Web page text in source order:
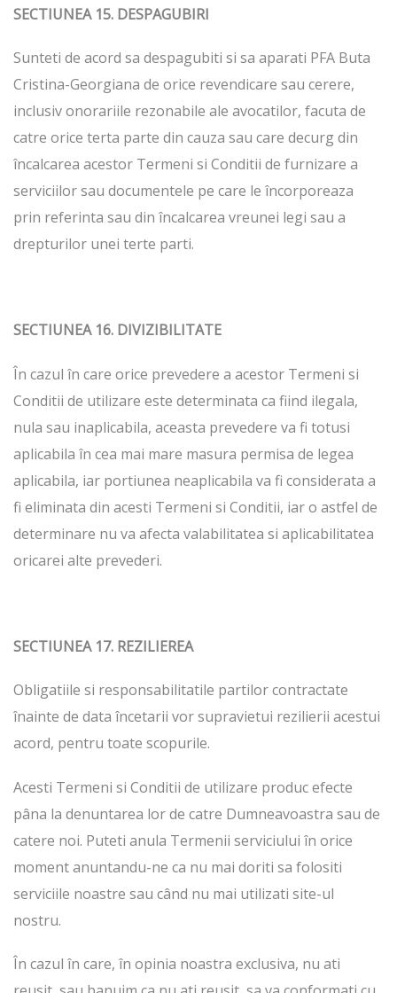
SECTIUNEA 15. DESPAGUBIRI
Sunteti de acord sa despagubiti si sa aparati PFA Buta
Cristina-Georgiana de orice revendicare sau cerere,
inclusiv onorariile rezonabile ale avocatilor, facuta de
catre orice terta parte din cauza sau care decurg din
încalcarea acestor Termeni si Conditii de furnizare a
serviciilor sau documentele pe care le încorporeaza
prin referinta sau din încalcarea vreunei legi sau a
drepturilor unei terte parti.
SECTIUNEA 16. DIVIZIBILITATE
În cazul în care orice prevedere a acestor Termeni si
Conditii de utilizare este determinata ca fiind ilegala,
nula sau inaplicabila, aceasta prevedere va fi totusi
aplicabila în cea mai mare masura permisa de legea
aplicabila, iar portiunea neaplicabila va fi considerata a
fi eliminata din acesti Termeni si Conditii, iar o astfel de
determinare nu va afecta valabilitatea si aplicabilitatea
oricarei alte prevederi.
SECTIUNEA 17. REZILIEREA
Obligatiile si responsabilitatile partilor contractate
înainte de data încetarii vor supravietui rezilierii acestui
acord, pentru toate scopurile.
Acesti Termeni si Conditii de utilizare produc efecte
pâna la denuntarea lor de catre Dumneavoastra sau de
catere noi. Puteti anula Termenii serviciului în orice
moment anuntandu-ne ca nu mai doriti sa folositi
serviciile noastre sau când nu mai utilizati site-ul
nostru.
În cazul în care, în opinia noastra exclusiva, nu ati